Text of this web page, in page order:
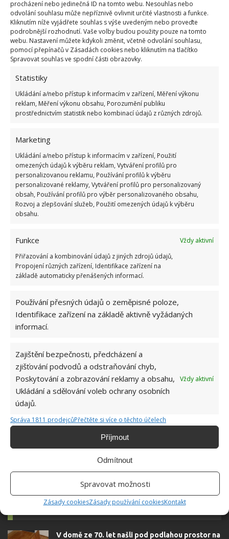
procházení nebo jedinečná ID na tomto webu. Nesouhlas nebo
odvolání souhlasu může nepříznivě ovlivnit určité vlastnosti a funkce.
Kliknutím níže vyjádřete souhlas s výše uvedeným nebo proveďte
podrobnější rozhodnutí. Vaše volby budou použity pouze na tomto
webu. Nastavení můžete kdykoli změnit, včetně odvolání souhlasu,
pomocí přepínačů v Zásadách cookies nebo kliknutím na tlačítko
Spravovat souhlas ve spodní části obrazovky.
Statistiky
Ukládání a/nebo přístup k informacím v zařízení, Měření výkonu
reklam, Měření výkonu obsahu, Porozumění publiku
prostřednictvím statistik nebo kombinací údajů z různých zdrojů.
Marketing
Ukládání a/nebo přístup k informacím v zařízení, Použití
omezených údajů k výběru reklam, Vytváření profilů pro
personalizovanou reklamu, Používání profilů k výběru
personalizované reklamy, Vytváření profilů pro personalizovaný
obsah, Používání profilů pro výběr personalizovaného obsahu,
Rozvoj a zlepšování služeb, Použití omezených údajů k výběru
obsahu.
Funkce
Vždy aktivní
Přiřazování a kombinování údajů z jiných zdrojů údajů,
Propojení různých zařízení, Identifikace zařízení na
základě automaticky přenášených informací.
Používání přesných údajů o zeměpisné poloze,
Identifikace zařízení na základě aktivně vyžádaných
informací.
Zajištění bezpečnosti, předcházení a
zjišťování podvodů a odstraňování chyb,
Poskytování a zobrazování reklamy a obsahu,
Ukládání a sdělování voleb ochrany osobních
údajů.
Vždy aktivní
Správa 1811 prodejcůPřečtěte si více o těchto účelech
Příjmout
Odmítnout
Spravovat možnosti
Zásady cookiesZásady používání cookiesKontakt
nových majitelů připomínají, že historie je všude
okolo nás a čeká na to, aby mohla být objevena.
Tajnou místnostnašel i mladý muž v domě po
babičce – tento příběh jsme na BydlímeÚtulně
publikovali nedávno.
Přidejte svůj názor
Hana Musilová
Do redakce Bydlimeutulne.cz se
redaktorky ji tak nadchla, že se
rozhodla zůstat. Její v...[Více o
autorovi]
V domě ze 70. let našli pod podlahou prostor na